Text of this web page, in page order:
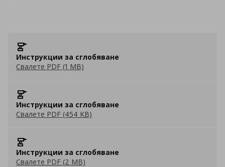
Инструкции за сглобяване
Свалете PDF (1 MB)
Инструкции за сглобяване
Свалете PDF (454 KB)
Инструкции за сглобяване
Свалете PDF (2 MB)